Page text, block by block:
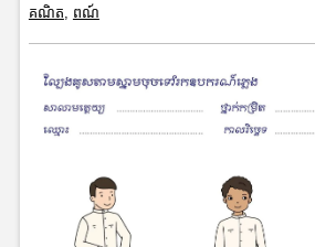
គណិត, ពណ៍